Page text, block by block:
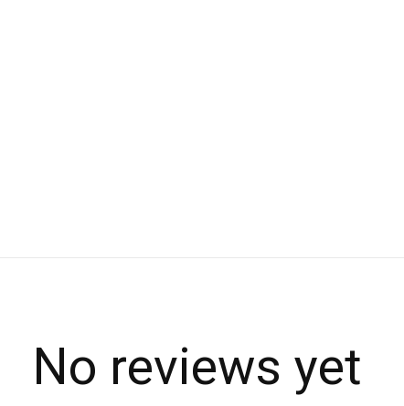
No reviews yet